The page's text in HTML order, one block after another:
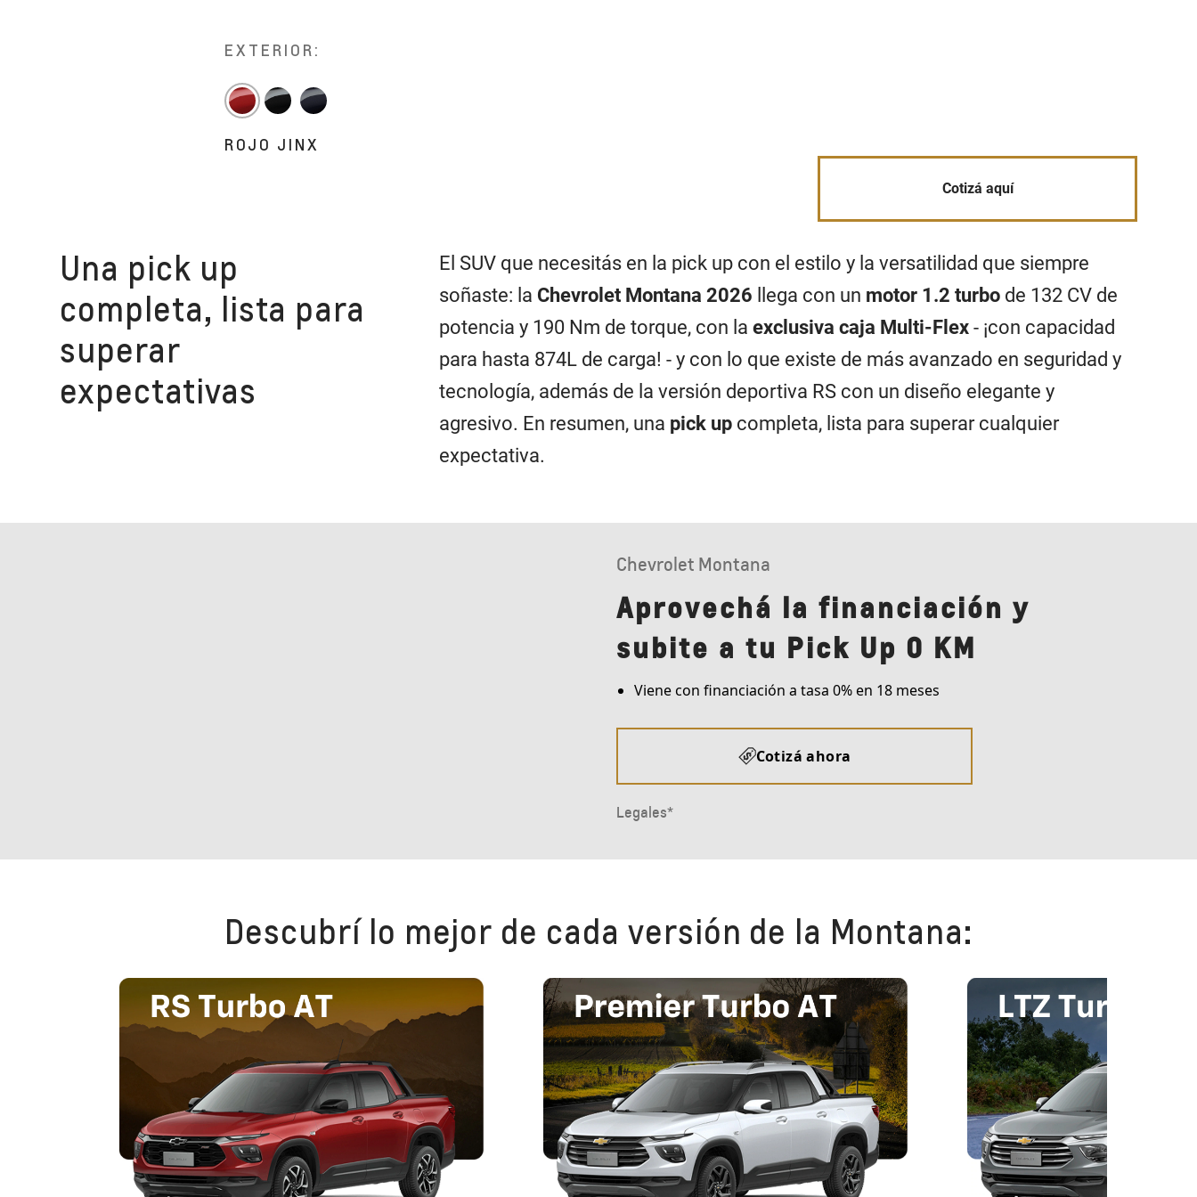
EXTERIOR:
ROJO JINX
Cotizá aquí
Una pick up
completa, lista para
superar
expectativas
El SUV que necesitás en la pick up con el estilo y la versatilidad que siempre
soñaste: la Chevrolet Montana 2026 llega con un motor 1.2 turbode 132 CV de
potencia y 190 Nm de torque, con la exclusiva caja Multi-Flex- ¡con capacidad
para hasta 874L de carga! - y con lo que existe de más avanzado en seguridad y
tecnología, además de la versión deportiva RS con un diseño elegante y
agresivo. En resumen, una pick upcompleta, lista para superar cualquier
expectativa.
Descubrí lo mejor de cada versión de la Montana: